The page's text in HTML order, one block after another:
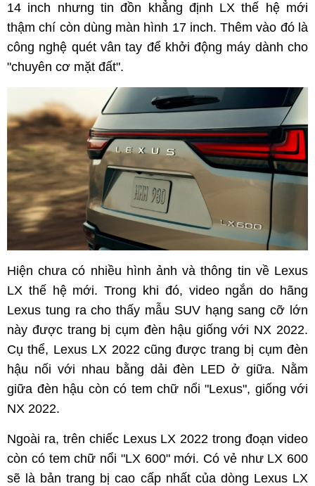
14 inch nhưng tin đồn khẳng định LX thế hệ mới
thậm chí còn dùng màn hình 17 inch. Thêm vào đó là
công nghệ quét vân tay để khởi động máy dành cho
"chuyên cơ mặt đất".
Hiện chưa có nhiều hình ảnh và thông tin về Lexus
LX thế hệ mới. Trong khi đó, video ngắn do hãng
Lexus tung ra cho thấy mẫu SUV hạng sang cỡ lớn
này được trang bị cụm đèn hậu giống với NX 2022.
Cụ thể, Lexus LX 2022 cũng được trang bị cụm đèn
hậu nối với nhau bằng dải đèn LED ở giữa. Nằm
giữa đèn hậu còn có tem chữ nổi "Lexus", giống với
NX 2022.
Ngoài ra, trên chiếc Lexus LX 2022 trong đoạn video
còn có tem chữ nổi "LX 600" mới. Có vẻ như LX 600
sẽ là bản trang bị cao cấp nhất của dòng Lexus LX